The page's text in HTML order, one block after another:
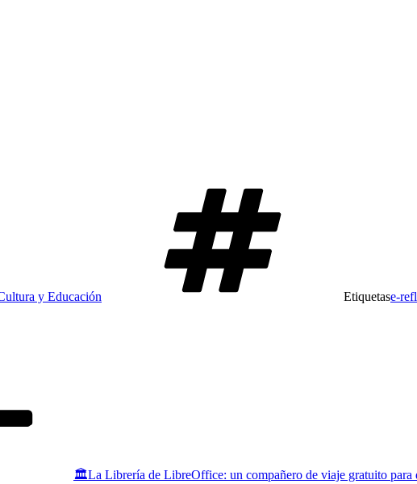
y Educación Etiquetase-
🏛️La Librería de LibreOffice: un compañero de viaje gratuito para